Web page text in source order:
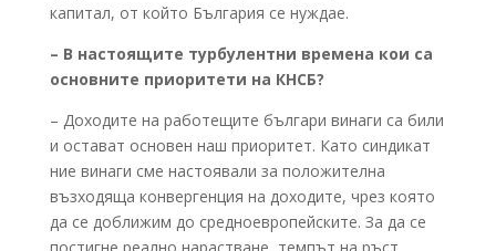
капитал, от който България се нуждае.
– В настоящите турбулентни времена кои са
основните приоритети на КНСБ?
– Доходите на работещите българи винаги са били
и остават основен наш приоритет. Като синдикат
ние винаги сме настоявали за положителна
възходяща конвергенция на доходите, чрез която
да се доближим до средноевропейските. За да се